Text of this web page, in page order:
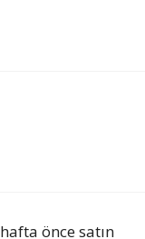
önce satın